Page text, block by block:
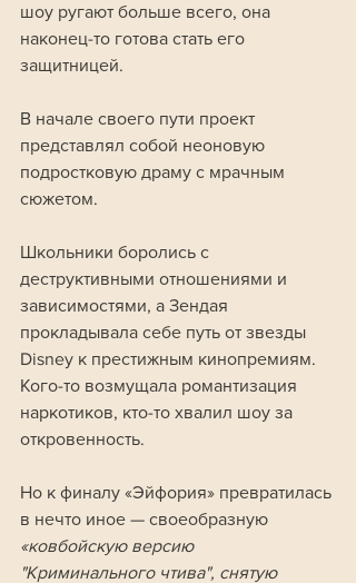
шоу ругают больше всего, она
наконец-то готова стать его
защитницей.
В начале своего пути проект
представлял собой неоновую
подростковую драму с мрачным
сюжетом.
Школьники боролись с
деструктивными отношениями и
зависимостями, а Зендая
прокладывала себе путь от звезды
Disney к престижным кинопремиям.
Кого-то возмущала романтизация
наркотиков, кто-то хвалил шоу за
откровенность.
Но к финалу «Эйфория» превратилась
в нечто иное — своеобразную
«ковбойскую версию
"Криминального чтива", снятую